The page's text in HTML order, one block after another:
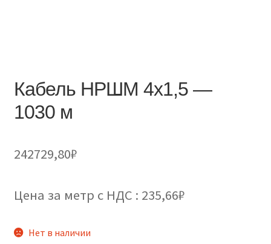
Кабель НРШМ 4х1,5 —
1030 м
242729,80₽
Цена за метр с НДС : 235,66₽
Нет в наличии